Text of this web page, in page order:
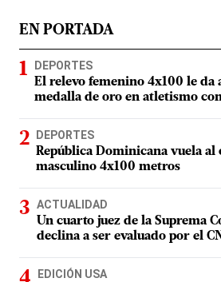
EN PORTADA
DEPORTES
El relevo femenino 4x100 le da
medalla de oro en atletismo
DEPORTES
República Dominicana vuela al
masculino 4x100 metros
ACTUALIDAD
Un cuarto juez de la Suprema
declina a ser evaluado por el
EDICIÓN USA